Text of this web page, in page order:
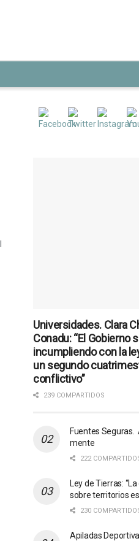
Universidades. Clara
Conadu: “El Gobierno
incumpliendo con la
un segundo
conflictivo”
239 COMPARTIDOS
Fuentes Seguras.
mente
222
Ley de Tierras:
sobre territorios
230
Apiladas